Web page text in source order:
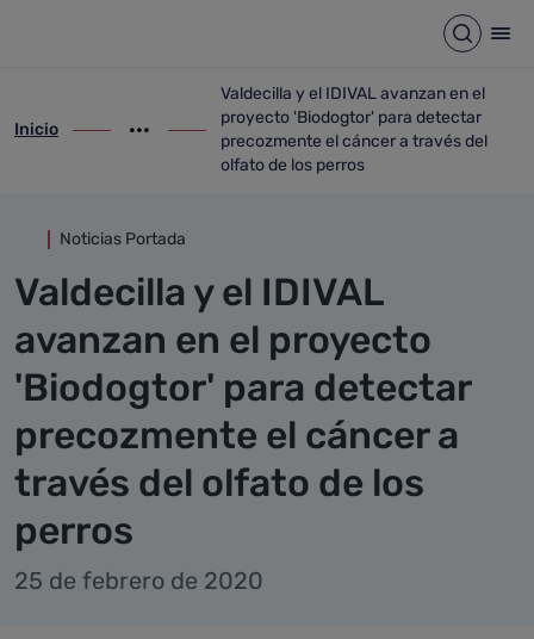
Abrir
ir-a inicio
Inicio
Mostrar opciones del camino de migas
ir-a Valdecilla y el IDIVAL avanzan en
Valdecilla y el IDIVAL avanzan en el
proyecto 'Biodogtor' para detectar
precozmente el cáncer a través del
olfato de los perros
Noticias Portada
Valdecilla y el IDIVAL
avanzan en el proyecto
'Biodogtor' para detectar
precozmente el cáncer a
través del olfato de los
perros
25 de febrero de 2020